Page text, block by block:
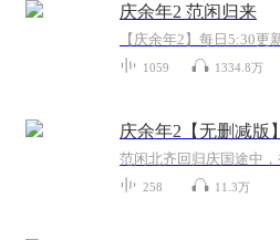
庆余年2 范闲归来
1059 1334.8万
庆余年2【无删减版】
258 11.3万